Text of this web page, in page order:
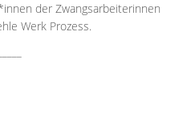
der Zwangsarbeiterinnen
Werk Prozess.